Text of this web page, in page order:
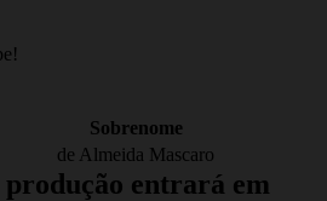
Sobrenome
de Almeida Mascaro
produção entrará em